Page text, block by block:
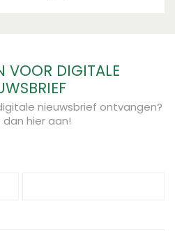
VOOR DIGITALE
nieuwsbrief ontvangen?
dan hier aan!